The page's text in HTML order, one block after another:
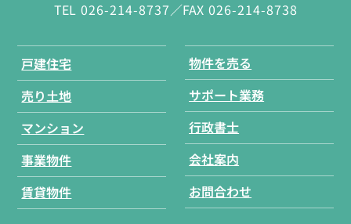
TEL 026-214-8737／FAX 026-214-8738
戸建住宅
売り土地
マンション
事業物件
賃貸物件
物件を売る
サポート業務
行政書士
会社案内
お問合わせ